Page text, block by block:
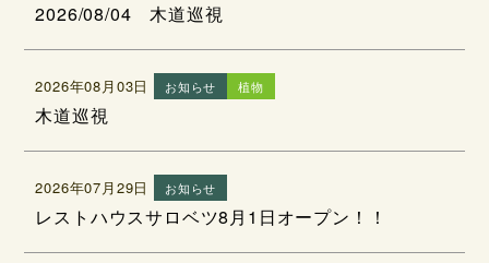
2026/08/04 木道巡視
2026年08月03日 お知らせ 植物
木道巡視
2026年07月29日 お知らせ
レストハウスサロベツ8月1日オープン！！